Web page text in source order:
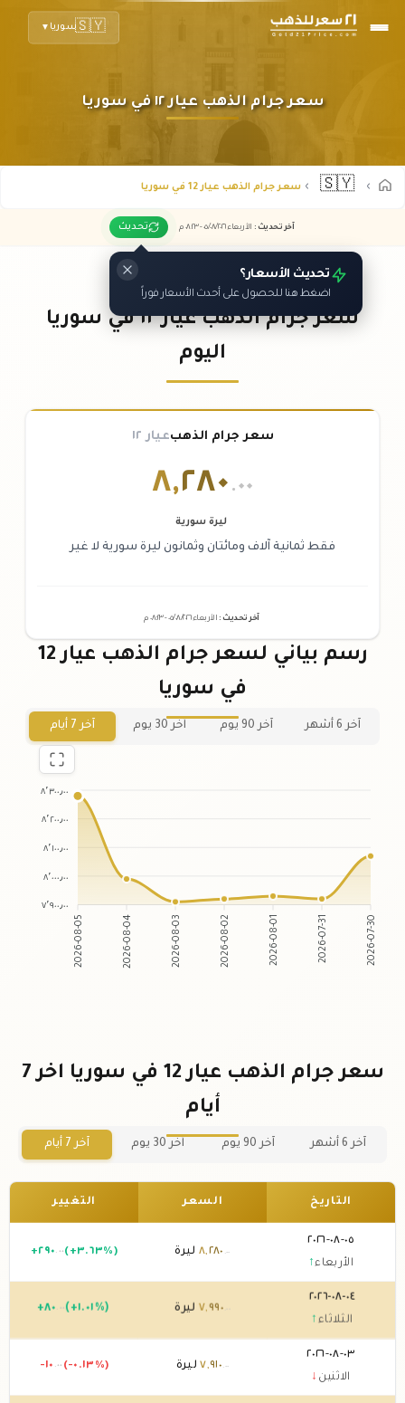
🇸🇾سوريا ▼
سعر جرام الذهب عيار ١٢ في سوريا
🇸🇾 سعر جرام الذهب عيار 12 في سوريا
آخر تحديث : الأربعاء ٠٥ /٠٨/٢٠٢٦ - ٠٨:٢٣ م تحديث
تحديث الأسعار؟
اضغط هنا للحصول على أحدث الأسعار فوراً
سعر جرام الذهب عيار ١٢ في سوريا
اليوم
سعر جرام الذهبعيار ١٢
٨,٢٨٠ .٠٠
ليرة سورية
فقط ثمانية آلاف ومائتان وثمانون ليرة سورية لا غير
آخر تحديث : الأربعاء ٠٥ /٠٨/٢٠٢٦ - ٠٨:٢٣م
رسم بياني لسعر جرام الذهب عيار 12
في سوريا
آخر 6 أشهر آخر 90 يوم آخر 30 يوم آخر 7 أيام
٨٬٣٠٠٫٠٠
٨٬٢٠٠٫٠٠
٨٬١٠٠٫٠٠
٨٬٠٠٠٫٠٠
٧٬٩٠٠٫٠٠
2026-08-05 2026-08-04 2026-08-03 2026-08-02 2026-08-01 2026-07-31 2026-07-30
سعر جرام الذهب عيار 12 في سوريا اخر 7
أيام
آخر 6 أشهر آخر 90 يوم آخر 30 يوم آخر 7 أيام
التاريخ السعر التغيير
٠٥-٠٨-٢٠٢٦
الأربعاء↑
٨,٢٨٠ .٠٠ ليرة +٢٩٠ .٠٠ (+٣.٦٣%)
٠٤-٠٨-٢٠٢٦
الثلاثاء ↑
٧,٩٩٠ ليرة +٨٠ .٠٠ (+١.٠١%)
٠٣-٠٨-٢٠٢٦
الاثنين ↓
٧,٩١٠ .٠٠ ليرة -١٠ .٠٠ (-٠.١٣%)